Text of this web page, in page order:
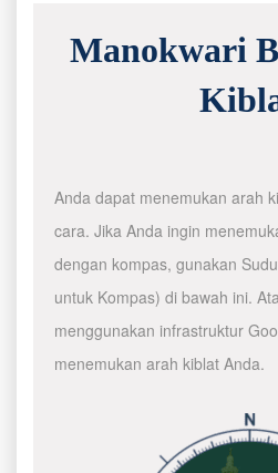
Manokwari
Anda dapat menemukan arah
cara. Jika Anda ingin
dengan kompas, gunakan
untuk Kompas) di bawah ini.
menggunakan infrastruktur
menemukan arah kiblat Anda.